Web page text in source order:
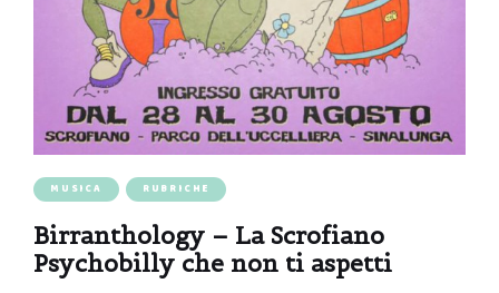
MUSICA RUBRICHE
Birranthology – La Scrofiano
Psychobilly che non ti aspetti